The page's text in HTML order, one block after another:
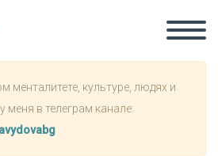
менталитете, культуре, людях и
меня в телеграм канале: